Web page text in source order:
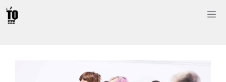
Saltar
contenido